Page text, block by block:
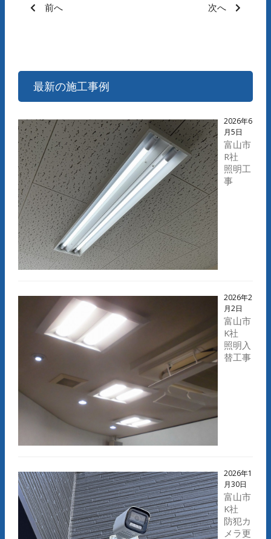
前へ 次へ
最新の施工事例
2026年6
月5日
富山市
R社
照明工
事
2026年2
月2日
富山市
K社
照明入
替工事
2026年1
月30日
富山市
K社
防犯カ
メラ更